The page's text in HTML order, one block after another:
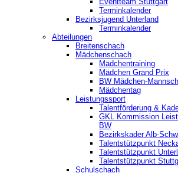
Terminkalender
Bezirksjugend Unterland
Terminkalender
Abteilungen
Breitenschach
Mädchenschach
Mädchentraining
Mädchen Grand Prix
BW Mädchen-
Mädchentag
Leistungssport
Talentförderung &
GKL Kommission
BW
Bezirkskader Alb-
Talentstützpunkt
Talentstützpunkt
Talentstützpunkt
Schulschach